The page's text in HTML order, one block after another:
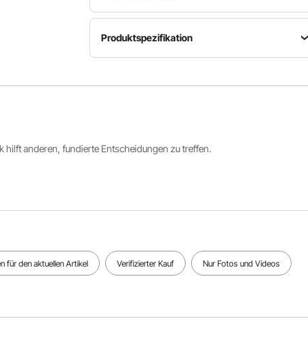
Produktspezifikation
SSN-
32 lbs /
72 x 11 x
hilft anderen, fundierte Entscheidungen zu treffen.
für den aktuellen Artikel Verifizierter Kauf Nur Fotos und Videos